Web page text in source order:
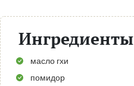
Ингредиенты
масло гхи
помидор